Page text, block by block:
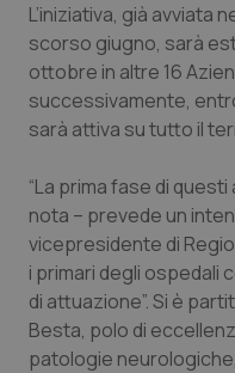
Emilia-Romagna
Friuli Venezia
Liguria
Lombardia
Marche
Colesterolo &
Dermatite
Disturbi
Dolore
Donna & Salute
L’iniziativa, già avviata
scorso giugno, sarà
ottobre in altre 16
successivamente,
sarà attiva su tutto il
“La prima fase di
nota – prevede un
vicepresidente di
i primari degli ospedali
di attuazione”. Si è
Besta, polo di
patologie